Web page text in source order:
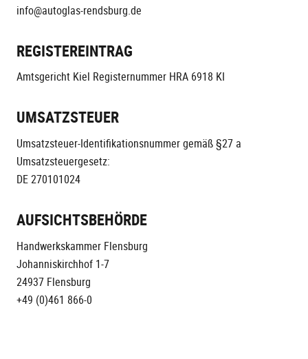
info@autoglas-rendsburg.de
REGISTEREINTRAG
Amtsgericht Kiel Registernummer HRA 6918 KI
UMSATZSTEUER
Umsatzsteuer-Identifikationsnummer gemäß §27 a
Umsatzsteuergesetz:
DE 270101024
AUFSICHTSBEHÖRDE
Handwerkskammer Flensburg
Johanniskirchhof 1-7
24937 Flensburg
+49 (0)461 866-0